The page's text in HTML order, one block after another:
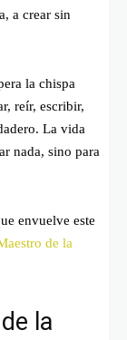
a crear sin
la chispa
reír, escribir,
La vida
nada, sino para
envuelve este
de la
la